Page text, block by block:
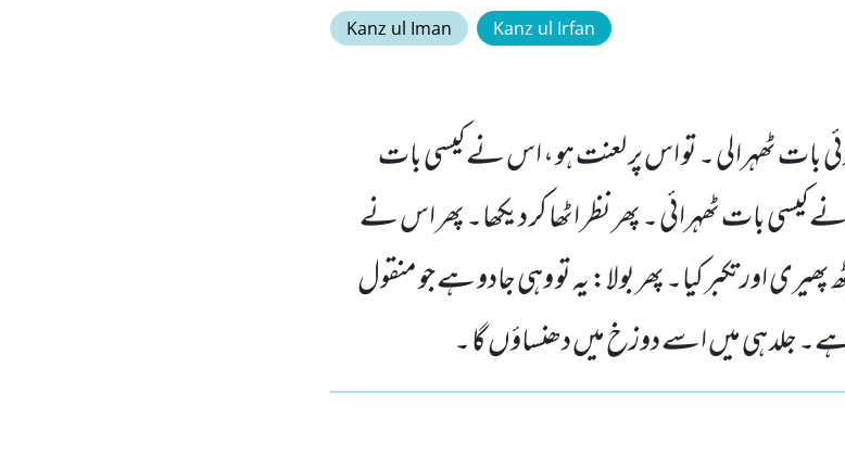
Kanz ul Iman Kanz ul Irfan
بات ٹھہرالی ۔ تو اس پر لعنت ہو ، اس نے کیسی بات
کیسی بات ٹھہرائی ۔ پھر نظر اٹھا کر دیکھا۔ پھر اس نے
پھیری اور تکبر کیا۔ پھر بولا: یہ تو وہی جادو ہے جو منقول
ہے۔ جلد ہی میں اسے دوزخ میں دھنساؤں گا ۔